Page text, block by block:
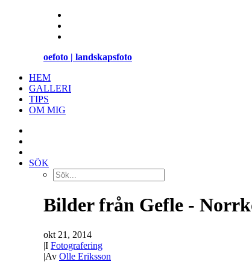
oefoto | landskapsfoto
HEM
GALLERI
TIPS
OM MIG
SÖK
Bilder från Gefle -
okt 21, 2014
|I Fotografering
|Av Olle Eriksson